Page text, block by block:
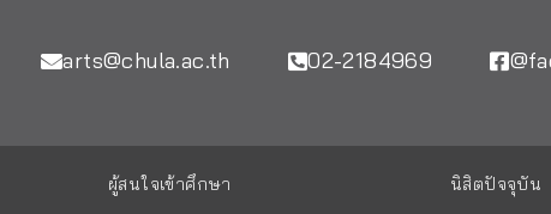
arts@chula.ac.th 02-2184969
ผู้สนใจเข้าศึกษา นิสิตปัจจุบัน